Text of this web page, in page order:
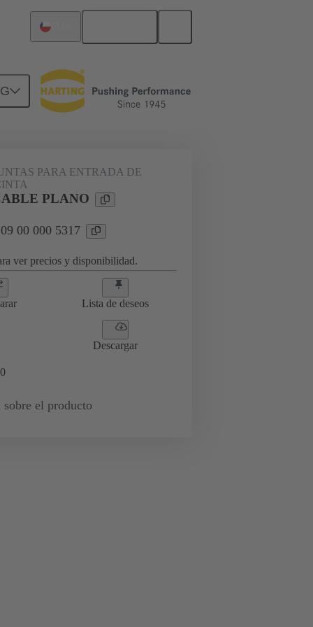
00 000 5317
PARA ENTRADA DE
PLANO
00 000 5317
ver precios y disponibilidad.
Lista de deseos
Descargar
0
sobre el producto